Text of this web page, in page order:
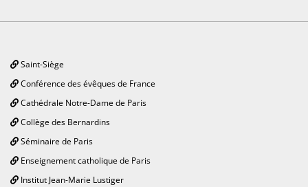
Saint-Siège
Conférence des évêques de France
Cathédrale Notre-Dame de Paris
Collège des Bernardins
Séminaire de Paris
Enseignement catholique de Paris
Institut Jean-Marie Lustiger